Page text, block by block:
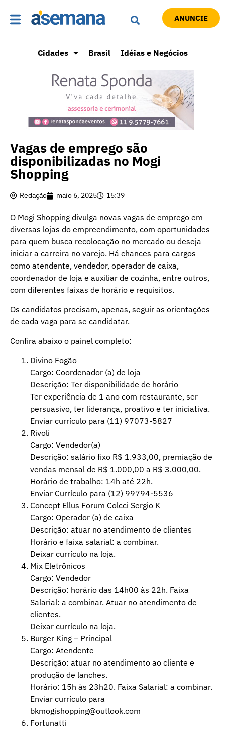
ANUNCIE
Cidades Brasil Idéias e Negócios
Vagas de emprego são
disponibilizadas no Mogi
Shopping
Redação maio 6, 2025 15:39
O Mogi Shopping divulga novas vagas de emprego em
diversas lojas do empreendimento, com oportunidades
para quem busca recolocação no mercado ou deseja
iniciar a carreira no varejo. Há chances para cargos
como atendente, vendedor, operador de caixa,
coordenador de loja e auxiliar de cozinha, entre outros,
com diferentes faixas de horário e requisitos.
Os candidatos precisam, apenas, seguir as orientações
de cada vaga para se candidatar.
Confira abaixo o painel completo:
Divino Fogão
Cargo: Coordenador (a) de loja
Descrição: Ter disponibilidade de horário
Ter experiência de 1 ano com restaurante, ser
persuasivo, ter liderança, proativo e ter iniciativa.
Enviar currículo para (11) 97073-5827
Rivoli
Cargo: Vendedor(a)
Descrição: salário fixo R$ 1.933,00, premiação de
vendas mensal de R$ 1.000,00 a R$ 3.000,00.
Horário de trabalho: 14h até 22h.
Enviar Currículo para (12) 99794-5536
Concept Ellus Forum Colcci Sergio K
Cargo: Operador (a) de caixa
Descrição: atuar no atendimento de clientes
Horário e faixa salarial: a combinar.
Deixar currículo na loja.
Mix Eletrônicos
Cargo: Vendedor
Descrição: horário das 14h00 às 22h. Faixa
Salarial: a combinar. Atuar no atendimento de
clientes.
Deixar currículo na loja.
Burger King – Principal
Cargo: Atendente
Descrição: atuar no atendimento ao cliente e
produção de lanches.
Horário: 15h às 23h20. Faixa Salarial: a combinar.
Enviar currículo para
bkmogishopping@outlook.com
Fortunatti